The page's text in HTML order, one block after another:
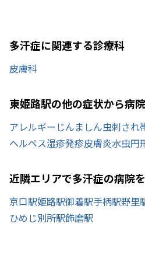
多汗症に関連する診療科
皮膚科
東姫路駅の他の症状から病
アレルギー じんましん虫刺され
ヘルペス湿疹発疹皮膚炎水虫円
近隣エリアで多汗症の病院
京口駅姫路駅御着駅手柄駅野里
ひめじ別所駅飾磨駅